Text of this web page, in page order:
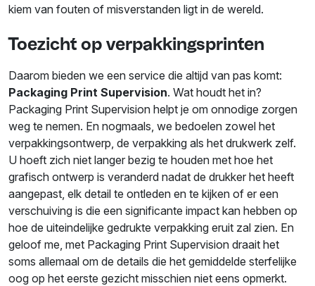
kiem van fouten of misverstanden ligt in de wereld.
Toezicht op verpakkingsprinten
Daarom bieden we een service die altijd van pas komt:
Packaging Print Supervision. Wat houdt het in?
Packaging Print Supervision helpt je om onnodige zorgen
weg te nemen. En nogmaals, we bedoelen zowel het
verpakkingsontwerp, de verpakking als het drukwerk zelf.
U hoeft zich niet langer bezig te houden met hoe het
grafisch ontwerp is veranderd nadat de drukker het heeft
aangepast, elk detail te ontleden en te kijken of er een
verschuiving is die een significante impact kan hebben op
hoe de uiteindelijke gedrukte verpakking eruit zal zien. En
geloof me, met Packaging Print Supervision draait het
soms allemaal om de details die het gemiddelde sterfelijke
oog op het eerste gezicht misschien niet eens opmerkt.